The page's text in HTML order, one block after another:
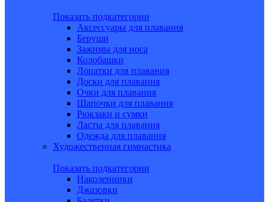
Показать подкатегории
Аксессуары для плавания
Беруши
Зажимы для носа
Колобашки
Лопатки для плавания
Доски для плавания
Очки для плавания
Шапочки для плавания
Рюкзаки и сумки
Ласты для плавания
Одежда для плавания
Художественная гимнастика
Показать подкатегории
Наколенники
Джазовки